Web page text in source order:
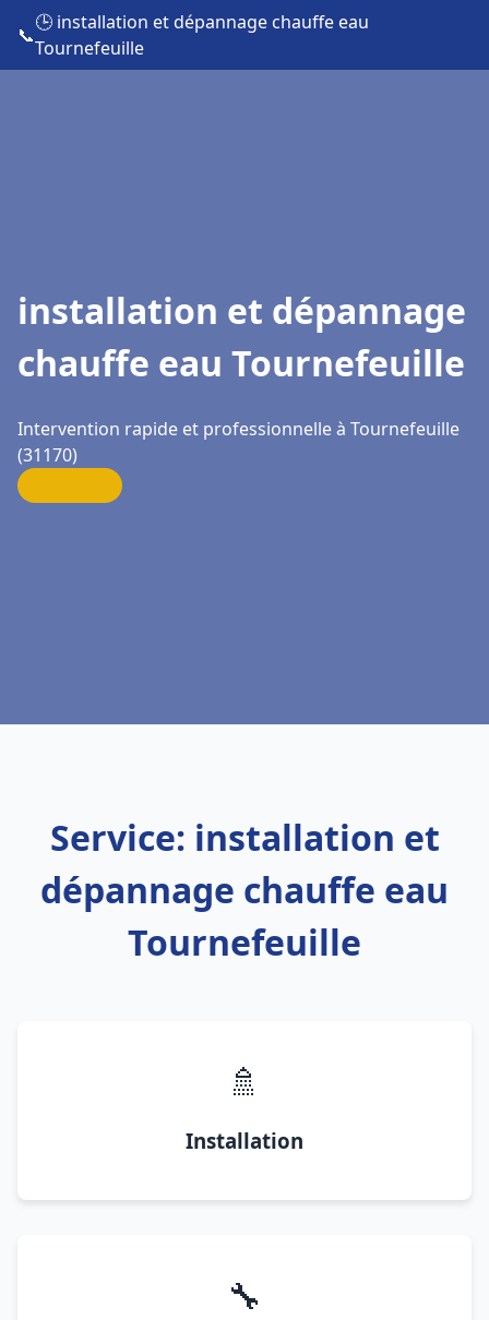
📞
🕒 installation et dépannage chauffe eau
Tournefeuille
installation et dépannage
chauffe eau Tournefeuille
Intervention rapide et professionnelle à Tournefeuille
(31170)
Service: installation et
dépannage chauffe eau
Tournefeuille
🚿
Installation
🔧